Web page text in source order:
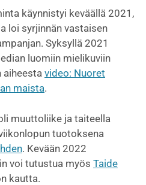
käynnistyi keväällä 2021,
loi syrjinnän vastaisen
Syksyllä 2021
luomiin mielikuviin
aiheestavideo: Nuoret
maista.
muuttoliike ja taiteella
tuotoksena
. Kevään 2022
voi tutustua myös Taide
kautta.